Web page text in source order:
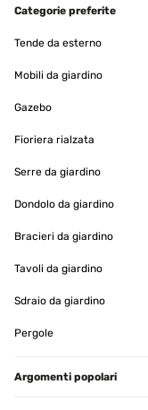
wunderschöner
Utilisateur d'Amazon
Categorie preferite
Tende da esterno
Mobili da giardino
Gazebo
Fioriera rialzata
Serre da giardino
Dondolo da giardino
Bracieri da giardino
Tavoli da giardino
Sdraio da giardino
Pergole
Argomenti popolari